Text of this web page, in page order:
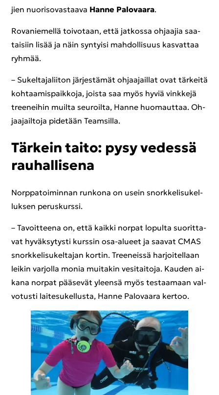
jien nuo­ri­so­vas­taa­va Hanne Pa­lo­vaa­ra.
Ro­va­nie­mel­lä toi­vo­taan, että jat­kos­sa oh­jaa­jia saa­
tai­siin lisää ja näin syn­tyi­si mah­dol­li­suus kas­vat­taa
ryh­mää.
– Su­kel­ta­ja­lii­ton jär­jes­tä­mät oh­jaa­jail­lat ovat tär­kei­tä
koh­taa­mis­paik­ko­ja, jois­ta saa myös hyviä vink­ke­jä
tree­nei­hin muil­ta seu­roil­ta, Hanne huo­maut­taa. Oh­
jaa­jail­to­ja pi­de­tään Team­sil­la.
Tär­kein taito: pysy ve­des­sä
rau­hal­li­se­na
Norp­pa­toi­min­nan run­ko­na on usein snork­ke­li­su­kel­
luk­sen pe­rus­kurs­si.
– Ta­voit­tee­na on, että kaik­ki nor­pat lo­pul­ta suo­rit­ta­
vat hy­väk­sy­tys­ti kurs­sin osa-​alueet ja saa­vat CMAS
snork­ke­li­su­kel­ta­jan kor­tin. Tree­neis­sä har­joi­tel­laan
lei­kin var­jol­la monia mui­ta­kin ve­si­tai­to­ja. Kau­den ai­
ka­na nor­pat pää­se­vät yleen­sä myös tes­taa­maan val­
vo­tus­ti lai­te­su­kel­lus­ta, Hanne Pa­lo­vaa­ra ker­too.